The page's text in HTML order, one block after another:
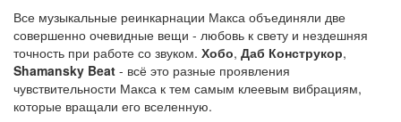
Все музыкальные реинкарнации Макса объединяли две
совершенно очевидные вещи - любовь к свету и нездешняя
точность при работе со звуком. Хобо, Даб Конструкор,
Shamansky Beat - всё это разные проявления
чувствительности Макса к тем самым клеевым вибрациям,
которые вращали его вселенную.